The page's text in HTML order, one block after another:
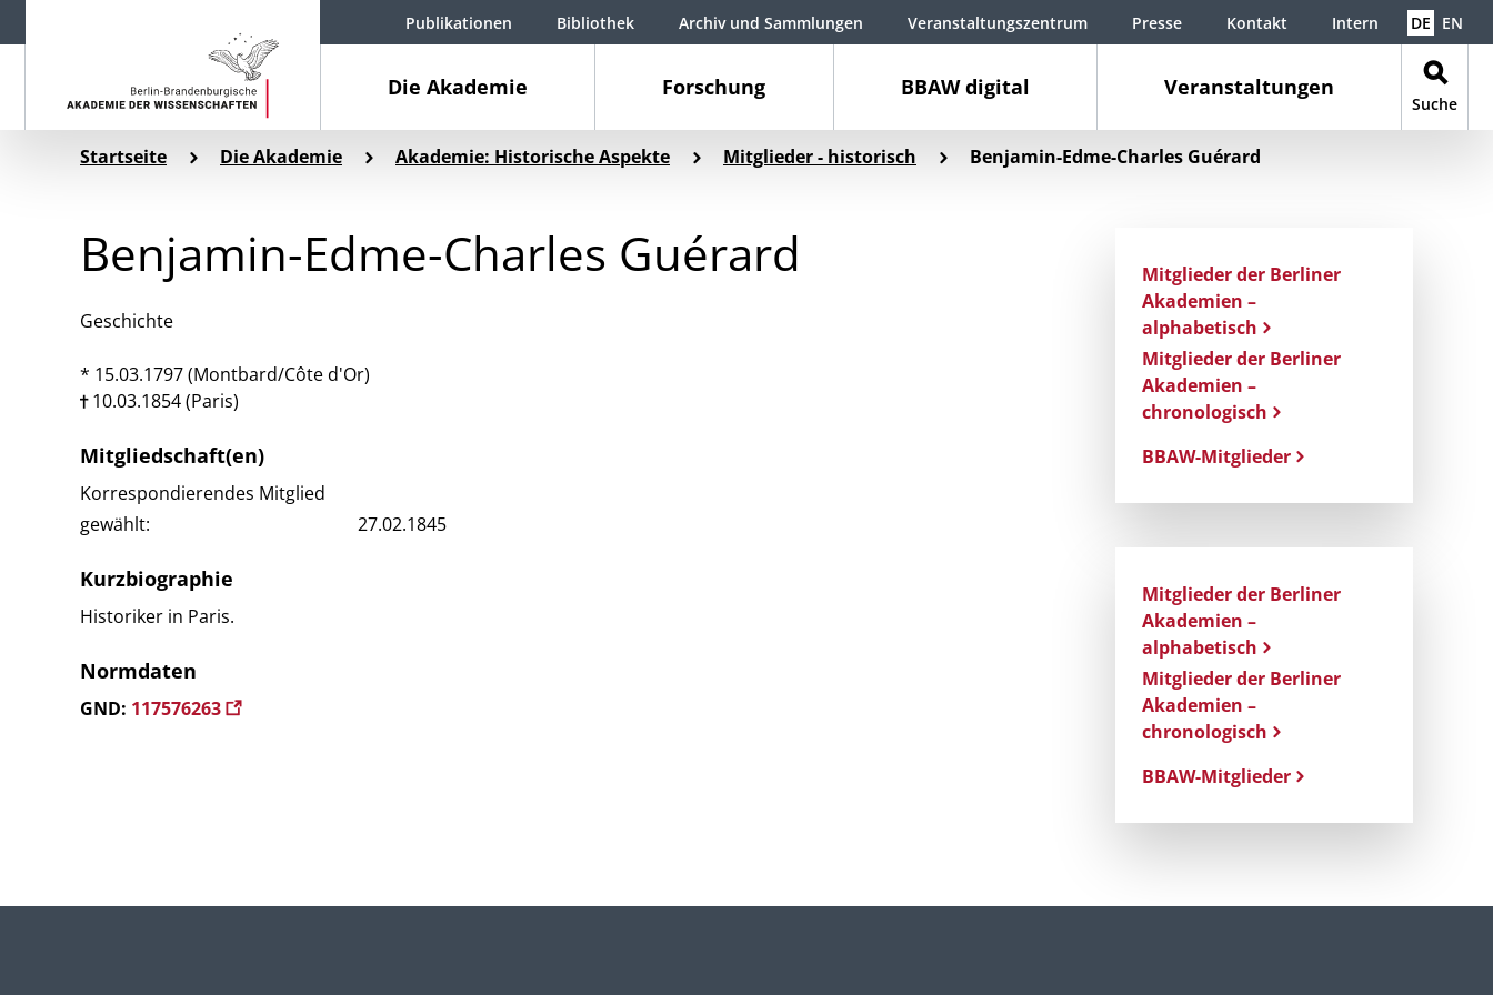
Die Akademie Forschung BBAW digital Veranstaltungen
Suche
Publikationen Bibliothek Archiv und Sammlungen Veranstaltungszentrum Presse Kontakt Intern DE EN
Startseite Die Akademie Akademie: Historische Aspekte Mitglieder - historisch Benjamin-Edme-Charles Guérard
Benjamin-Edme-Charles Guérard
Geschichte
* 15.03.1797 (Montbard/Côte d'Or)
10.03.1854 (Paris)
Mitgliedschaft(en)
Korrespondierendes Mitglied
gewählt:
27.02.1845
Kurzbiographie
Historiker in Paris.
Normdaten
GND: 117576263
Mitglieder der Berliner
Akademien –
alphabetisch
Mitglieder der Berliner
Akademien –
chronologisch
BBAW-Mitglieder
Mitglieder der Berliner
Akademien –
alphabetisch
Mitglieder der Berliner
Akademien –
chronologisch
BBAW-Mitglieder